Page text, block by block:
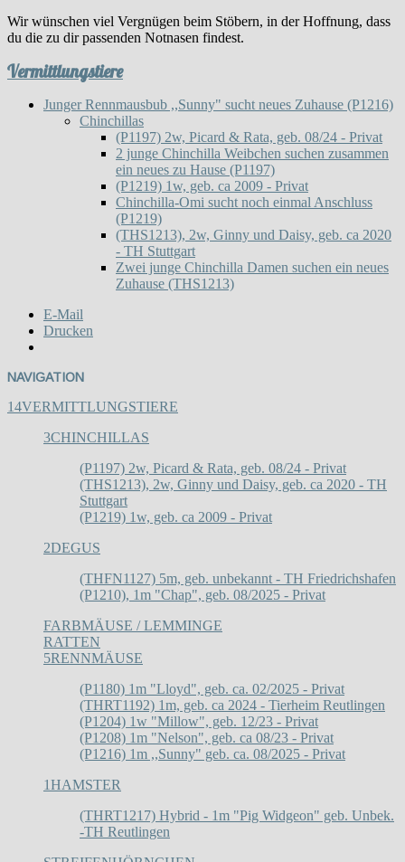
Wir wünschen viel Vergnügen beim Stöbern, in der Hoffnung, dass
du die zu dir passenden Notnasen findest.
Vermittlungstiere
Junger Rennmausbub ,,Sunny" sucht neues Zuhause (P1216)
Chinchillas
(P1197) 2w, Picard & Rata, geb. 08/24 - Privat
2 junge Chinchilla Weibchen suchen zusammen
ein neues zu Hause (P1197)
(P1219) 1w, geb. ca 2009 - Privat
Chinchilla-Omi sucht noch einmal Anschluss
(P1219)
(THS1213), 2w, Ginny und Daisy, geb. ca 2020
- TH Stuttgart
Zwei junge Chinchilla Damen suchen ein neues
Zuhause (THS1213)
E-Mail
Drucken
NAVIGATION
14VERMITTLUNGSTIERE
3CHINCHILLAS
(P1197) 2w, Picard & Rata, geb. 08/24 - Privat
(THS1213), 2w, Ginny und Daisy, geb. ca 2020 - TH
Stuttgart
(P1219) 1w, geb. ca 2009 - Privat
2DEGUS
(THFN1127) 5m, geb. unbekannt - TH Friedrichshafen
(P1210), 1m "Chap", geb. 08/2025 - Privat
FARBMÄUSE / LEMMINGE
RATTEN
5RENNMÄUSE
(P1180) 1m "Lloyd", geb. ca. 02/2025 - Privat
(THRT1192) 1m, geb. ca 2024 - Tierheim Reutlingen
(P1204) 1w "Millow", geb. 12/23 - Privat
(P1208) 1m "Nelson", geb. ca 08/23 - Privat
(P1216) 1m ,,Sunny" geb. ca. 08/2025 - Privat
1HAMSTER
(THRT1217) Hybrid - 1m "Pig Widgeon" geb. Unbek.
-TH Reutlingen